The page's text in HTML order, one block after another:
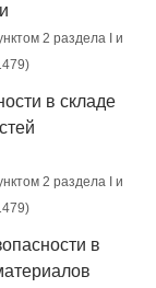
2 раздела I и
в складе
2 раздела I и
в